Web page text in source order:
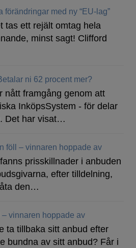
förändringar med ny “EU-lag”
tas ett rejält omtag hela
minst sagt! Clifford
ni 62 procent mer?
nått framgång genom att
InköpsSystem - för delar
Det har visat…
föll – vinnaren hoppade av
prisskillnader i anbuden
efter tilldelning,
den…
– vinnaren hoppade av
ta tillbaka sitt anbud efter
bundna av sitt anbud? Får i